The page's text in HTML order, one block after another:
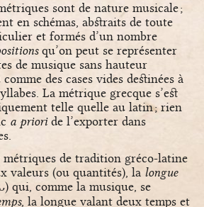
sont de nature musicale ;
en schémas, abstraits de toute
et formés d’un nombre
qu’on peut se représenter
de musique sans hauteur
des cases vides destinées à
La métrique grecque s’est
telle quelle au latin ; rien
a prioride l’exporter dans
métriques de tradition gréco-latine
valeurs (ou quantités), la longue
qui, comme la musique, se
, la longue valant deux temps et